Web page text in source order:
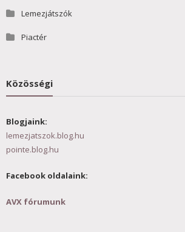
Lemezjátszók
Piactér
Közösségi
Blogjaink:
lemezjatszok.blog.hu
pointe.blog.hu
Facebook oldalaink:
AVX fórumunk